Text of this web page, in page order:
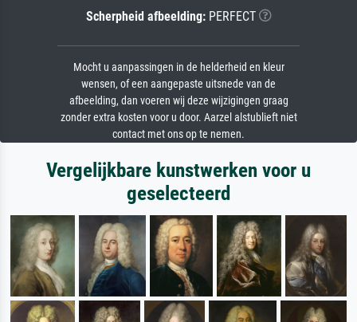
Scherpheid afbeelding:PERFECT
Mocht u aanpassingen in de helderheid en kleur
wensen, of een aangepaste uitsnede van de
afbeelding, dan voeren wij deze wijzigingen graag
zonder extra kosten voor u door. Aarzel alstublieft niet
contact met ons op te nemen.
Vergelijkbare kunstwerken voor u
geselecteerd